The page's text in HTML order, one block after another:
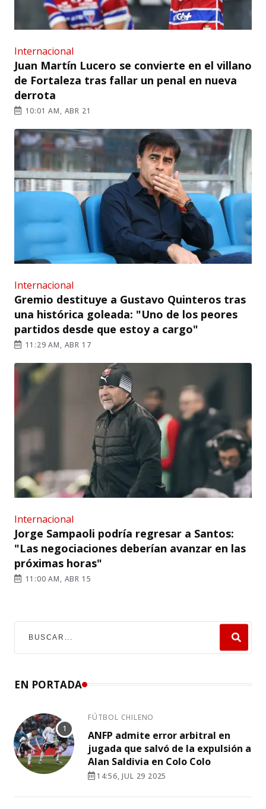
Internacional
Juan Martín Lucero se convierte en el villano
de Fortaleza tras fallar un penal en nueva
derrota
10:01 AM, ABR 21
Internacional
Gremio destituye a Gustavo Quinteros tras
una histórica goleada: "Uno de los peores
partidos desde que estoy a cargo"
11:29 AM, ABR 17
Internacional
Jorge Sampaoli podría regresar a Santos:
"Las negociaciones deberían avanzar en las
próximas horas"
11:00 AM, ABR 15
EN PORTADA
FÚTBOL CHILENO
ANFP admite error arbitral en
jugada que salvó de la expulsión a
Alan Saldivia en Colo Colo
14:56, JUL 29 2025